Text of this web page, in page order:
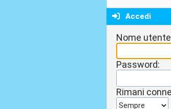
Accedi
Nome
Password:
Rimani